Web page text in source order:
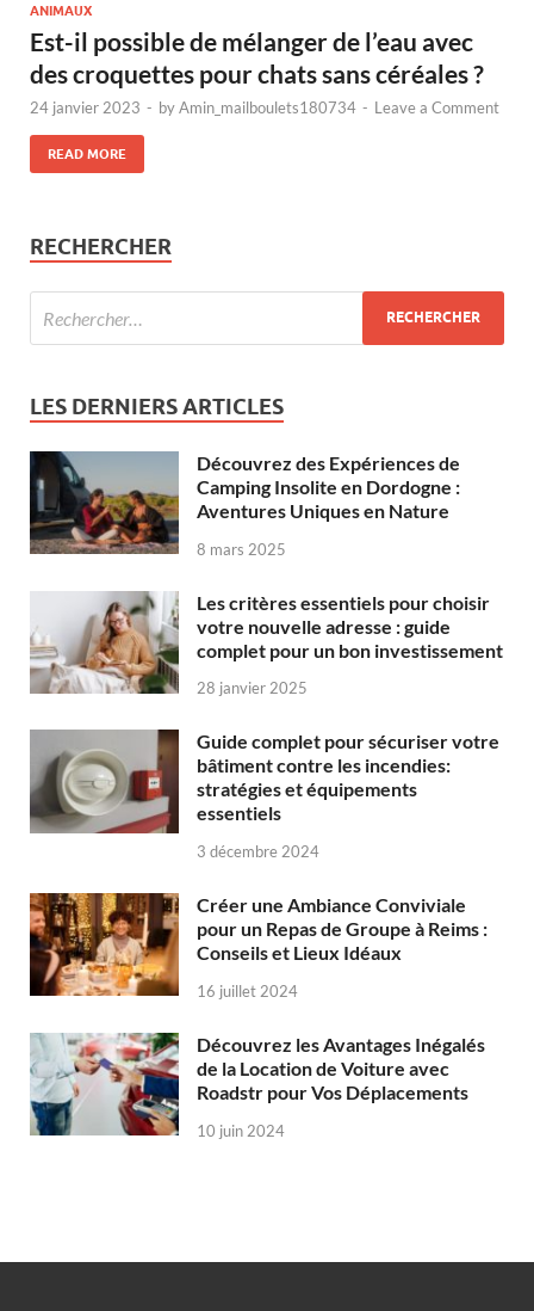
ANIMAUX
Est-il possible de mélanger de l’eau avec
des croquettes pour chats sans céréales ?
24 janvier 2023 - byAmin_mailboulets180734 - Leave a Comment
READ MORE
RECHERCHER
LES DERNIERS ARTICLES
Découvrez des Expériences de
Camping Insolite en Dordogne :
Aventures Uniques en Nature
8 mars 2025
Les critères essentiels pour choisir
votre nouvelle adresse : guide
complet pour un bon investissement
28 janvier 2025
Guide complet pour sécuriser votre
bâtiment contre les incendies:
stratégies et équipements
essentiels
3 décembre 2024
Créer une Ambiance Conviviale
pour un Repas de Groupe à Reims :
Conseils et Lieux Idéaux
16 juillet 2024
Découvrez les Avantages Inégalés
de la Location de Voiture avec
Roadstr pour Vos Déplacements
10 juin 2024